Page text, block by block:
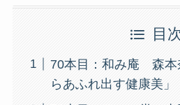
目
70本目：和み庵 森本
らあふれ出す健康美」